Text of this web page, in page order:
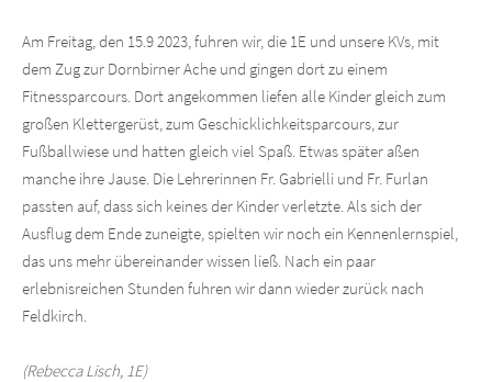
Am Freitag, den 15.9 2023, fuhren wir, die 1E und unsere KVs, mit
dem Zug zur Dornbirner Ache und gingen dort zu einem
Fitnessparcours. Dort angekommen liefen alle Kinder gleich zum
großen Klettergerüst, zum Geschicklichkeitsparcours, zur
Fußballwiese und hatten gleich viel Spaß. Etwas später aßen
manche ihre Jause. Die Lehrerinnen Fr. Gabrielli und Fr. Furlan
passten auf, dass sich keines der Kinder verletzte. Als sich der
Ausflug dem Ende zuneigte, spielten wir noch ein Kennenlernspiel,
das uns mehr übereinander wissen ließ. Nach ein paar
erlebnisreichen Stunden fuhren wir dann wieder zurück nach
Feldkirch.
(Rebecca Lisch, 1E)